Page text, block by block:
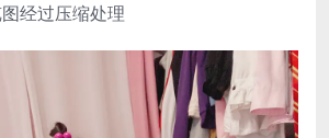
经过压缩处理